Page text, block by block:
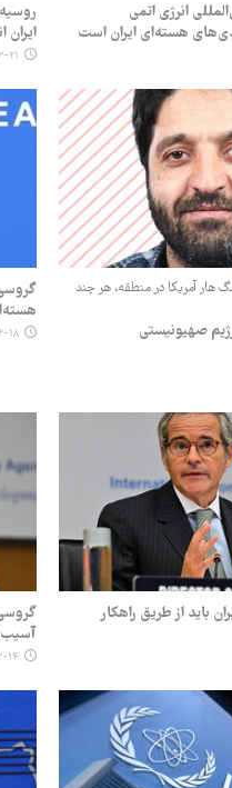
انرژی اتمی
هسته‌ای ایران است
ایران
هار آمریکا در منطقه، هر چند
صهیونیستی
باید از طریق راهکار